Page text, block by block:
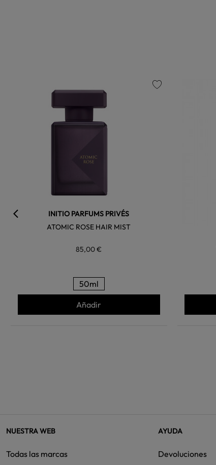
INITIO PARFUMS PRIVÉS
ATOMIC ROSE HAIR MIST
85,00 €
50ml
Añadir
NUESTRA WEB
Todas las marcas
AYUDA
Devoluciones